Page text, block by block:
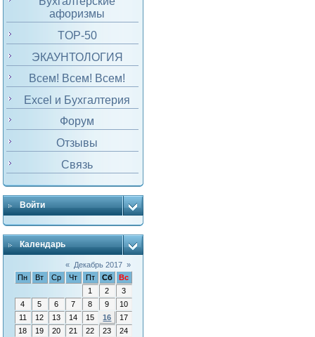
афоризмы
TOP-50
ЭКАУНТОЛОГИЯ
Всем! Всем! Всем!
Excel и Бухгалтерия
Форум
Отзывы
Связь
Войти
Календарь
« Декабрь 2017 »
Пн
Вт Ср Чт Пт Сб
Вс
1
2
3
4
5 6 7 8 9
10
11
12 13 14 15 16
17
18
19 20 21 22 23
24